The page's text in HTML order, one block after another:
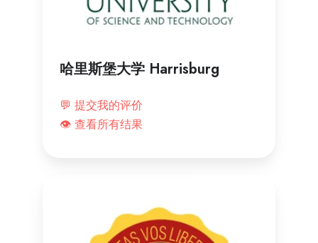
哈里斯堡大学 Harrisburg
💬 提交我的评价
👁️ 查看所有结果